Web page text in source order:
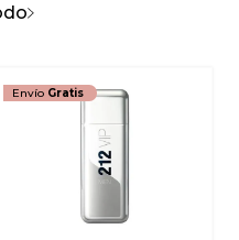
Envío Gratis